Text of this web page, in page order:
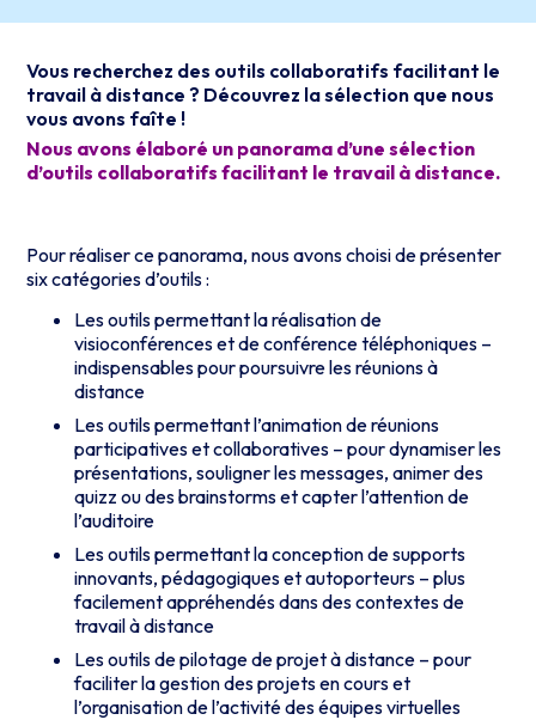
Vous recherchez des outils collaboratifs facilitant le
travail à distance ? Découvrez la sélection que nous
vous avons faîte !
Nous avons élaboré un panorama d’une sélection
d’outils collaboratifs facilitant le travail à distance.
Pour réaliser ce panorama, nous avons choisi de présenter
six catégories d’outils :
Les outils permettant la réalisation de
visioconférences et de conférence téléphoniques –
indispensables pour poursuivre les réunions à
distance
Les outils permettant l’animation de réunions
participatives et collaboratives – pour dynamiser les
présentations, souligner les messages, animer des
quizz ou des brainstorms et capter l’attention de
l’auditoire
Les outils permettant la conception de supports
innovants, pédagogiques et autoporteurs – plus
facilement appréhendés dans des contextes de
travail à distance
Les outils de pilotage de projet à distance – pour
faciliter la gestion des projets en cours et
l’organisation de l’activité des équipes virtuelles